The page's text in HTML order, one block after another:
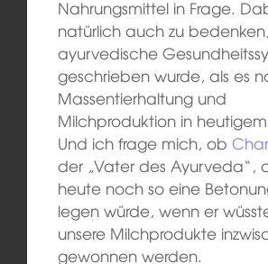
Nahrungsmittel in Frage.
natürlich auch zu
ayurvedische
geschrieben wurde, als es
Massentierhaltung und
Milchproduktion in
Und ich frage mich, ob
der „Vater des Ayurveda“,
heute noch so eine
legen würde, wenn er
unsere Milchprodukte
gewonnen werden.